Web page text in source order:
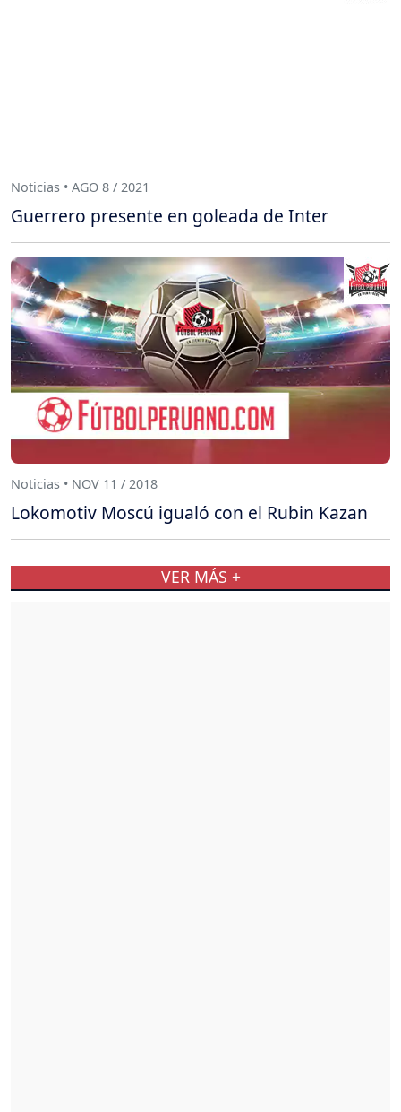
Noticias • AGO 8 / 2021
Guerrero presente en goleada de Inter
Noticias • NOV 11 / 2018
Lokomotiv Moscú igualó con el Rubin Kazan
VER MÁS +